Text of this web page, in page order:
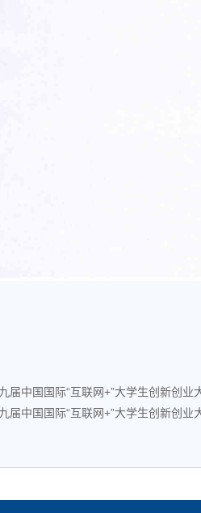
届中国国际“互联网+”大学生创新创业
届中国国际“互联网+”大学生创新创业